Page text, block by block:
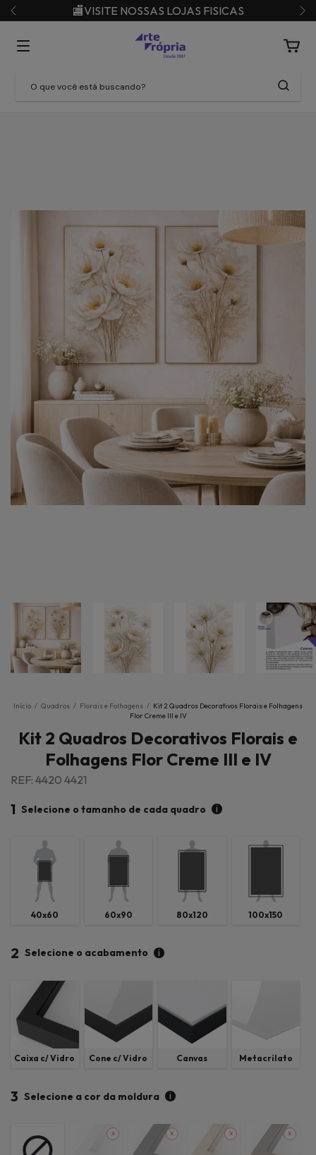
🏬VISITE NOSSAS LOJAS FISICAS
Início / Quadros / Florais e Folhagens / Kit 2 Quadros Decorativos Florais e Folhagens
Flor Creme III e IV
Kit 2 Quadros Decorativos Florais e
Folhagens Flor Creme III e IV
REF: 4420 4421
1 Selecione o tamanho de cada quadro i
40x60 60x90 80x120 100x150
2 Selecione o acabamento i
Caixa c/ Vidro Cone c/ Vidro Canvas Metacrilato
3 Selecione a cor da moldura i